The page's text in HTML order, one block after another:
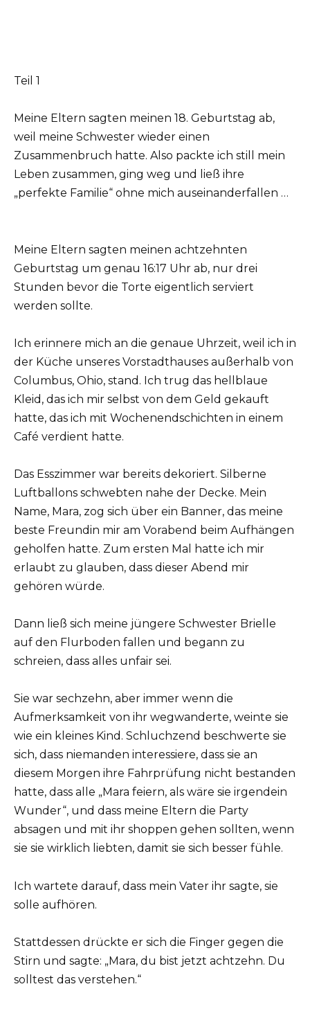
Teil 1
Meine Eltern sagten meinen 18. Geburtstag ab,
weil meine Schwester wieder einen
Zusammenbruch hatte. Also packte ich still mein
Leben zusammen, ging weg und ließ ihre
„perfekte Familie“ ohne mich auseinanderfallen …
Meine Eltern sagten meinen achtzehnten
Geburtstag um genau 16:17 Uhr ab, nur drei
Stunden bevor die Torte eigentlich serviert
werden sollte.
Ich erinnere mich an die genaue Uhrzeit, weil ich in
der Küche unseres Vorstadthauses außerhalb von
Columbus, Ohio, stand. Ich trug das hellblaue
Kleid, das ich mir selbst von dem Geld gekauft
hatte, das ich mit Wochenendschichten in einem
Café verdient hatte.
Das Esszimmer war bereits dekoriert. Silberne
Luftballons schwebten nahe der Decke. Mein
Name, Mara, zog sich über ein Banner, das meine
beste Freundin mir am Vorabend beim Aufhängen
geholfen hatte. Zum ersten Mal hatte ich mir
erlaubt zu glauben, dass dieser Abend mir
gehören würde.
Dann ließ sich meine jüngere Schwester Brielle
auf den Flurboden fallen und begann zu
schreien, dass alles unfair sei.
Sie war sechzehn, aber immer wenn die
Aufmerksamkeit von ihr wegwanderte, weinte sie
wie ein kleines Kind. Schluchzend beschwerte sie
sich, dass niemanden interessiere, dass sie an
diesem Morgen ihre Fahrprüfung nicht bestanden
hatte, dass alle „Mara feiern, als wäre sie irgendein
Wunder“, und dass meine Eltern die Party
absagen und mit ihr shoppen gehen sollten, wenn
sie sie wirklich liebten, damit sie sich besser fühle.
Ich wartete darauf, dass mein Vater ihr sagte, sie
solle aufhören.
Stattdessen drückte er sich die Finger gegen die
Stirn und sagte: „Mara, du bist jetzt achtzehn. Du
solltest das verstehen.“